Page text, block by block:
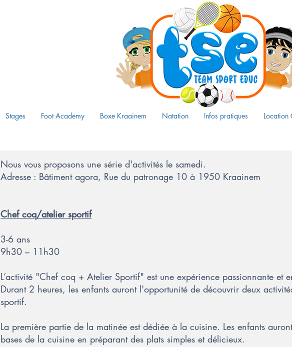
Stages Foot Academy Boxe Kraainem Natation Infos pratiques Location
Nous vous proposons une série d'activités le samedi.
Adresse : Bâtiment agora, Rue du patronage 10 à 1950 Kraainem
Chef coq/atelier sportif
3-6 ans
9h30 – 11h30
L’activité "Chef coq + Atelier Sportif" est une expérience passionnante et
Durant 2 heures, les enfants auront l'opportunité de découvrir deux
sportif.
La première partie de la matinée est dédiée à la cuisine. Les enfants
bases de la cuisine en préparant des plats simples et délicieux.